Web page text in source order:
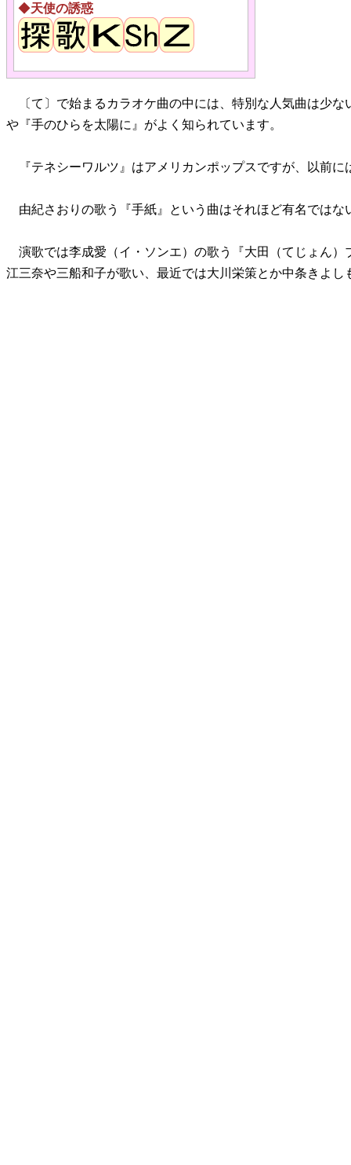
◆天使の誘惑
〔て〕で始まるカラオケ曲の中には、特別な人気曲は少
や『手のひらを太陽に』がよく知られています。
『テネシーワルツ』はアメリカンポップスですが、以前に
由紀さおりの歌う『手紙』という曲はそれほど有名ではな
演歌では李成愛（イ・ソンエ）の歌う『大田（てじょん
江三奈や三船和子が歌い、最近では大川栄策とか中条きよし